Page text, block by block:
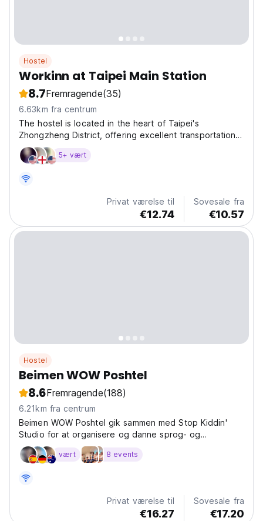
Hostel
Workinn at Taipei Main Station
8.7Fremragende(35)
6.63km fra centrum
The hostel is located in the heart of Taipei's
Zhongzheng District, offering excellent transportation
options. It is just a few minutes' drive from Taipei Main
Station and about a 10-minute walk to the MRT NTU
5+ vært
Privat værelse til
€12.74
Sovesale fra
€10.57
Hostel
Beimen WOW Poshtel
8.6Fremragende(188)
6.21km fra centrum
Beimen WOW Poshtel gik sammen med Stop Kiddin'
Studio for at organisere og danne sprog- og
kulturudvekslingsmiljø.
vært 8 events
Privat værelse til
€16.27
Sovesale fra
€17.20